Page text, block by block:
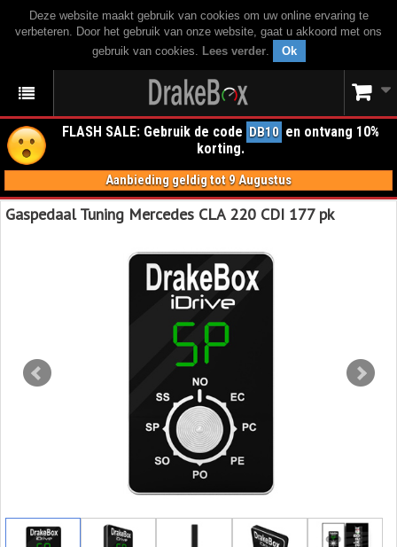
Deze website maakt gebruik van cookies om uw online ervaring te
verbeteren. Door het gebruik van onze website, gaat u akkoord met ons
gebruik van cookies. Lees verder. Ok
FLASH SALE: Gebruik de code DB10 en ontvang 10%
korting.
Aanbieding geldig tot 9 Augustus
Gaspedaal Tuning Mercedes CLA 220 CDI 177 pk